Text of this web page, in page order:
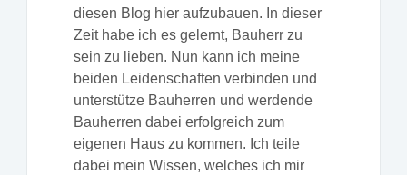
diesen Blog hier aufzubauen. In dieser
Zeit habe ich es gelernt, Bauherr zu
sein zu lieben. Nun kann ich meine
beiden Leidenschaften verbinden und
unterstütze Bauherren und werdende
Bauherren dabei erfolgreich zum
eigenen Haus zu kommen. Ich teile
dabei mein Wissen, welches ich mir